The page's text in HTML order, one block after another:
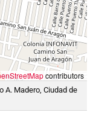
contributors
A. Madero, Ciudad de